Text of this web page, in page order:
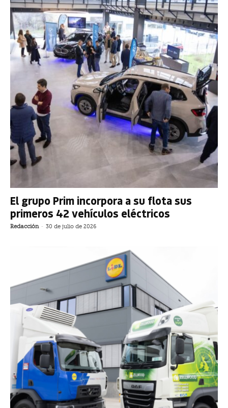
El grupo Prim incorpora a su flota sus
primeros 42 vehículos eléctricos
Redacción - 30 de julio de 2026